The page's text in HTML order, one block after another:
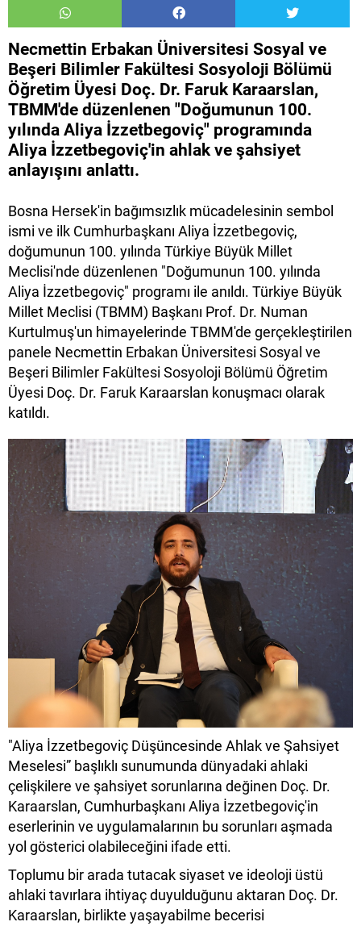
Necmettin Erbakan Üniversitesi Sosyal ve
Beşeri Bilimler Fakültesi Sosyoloji Bölümü
Öğretim Üyesi Doç. Dr. Faruk Karaarslan,
TBMM'de düzenlenen "Doğumunun 100.
yılında Aliya İzzetbegoviç" programında
Aliya İzzetbegoviç'in ahlak ve şahsiyet
anlayışını anlattı.
Bosna Hersek'in bağımsızlık mücadelesinin sembol
ismi ve ilk Cumhurbaşkanı Aliya İzzetbegoviç,
doğumunun 100. yılında Türkiye Büyük Millet
Meclisi'nde düzenlenen "Doğumunun 100. yılında
Aliya İzzetbegoviç" programı ile anıldı. Türkiye Büyük
Millet Meclisi (TBMM) Başkanı Prof. Dr. Numan
Kurtulmuş'un himayelerinde TBMM'de gerçekleştirilen
panele Necmettin Erbakan Üniversitesi Sosyal ve
Beşeri Bilimler Fakültesi Sosyoloji Bölümü Öğretim
Üyesi Doç. Dr. Faruk Karaarslan konuşmacı olarak
katıldı.
"Aliya İzzetbegoviç Düşüncesinde Ahlak ve Şahsiyet
Meselesi” başlıklı sunumunda dünyadaki ahlaki
çelişkilere ve şahsiyet sorunlarına değinen Doç. Dr.
Karaarslan, Cumhurbaşkanı Aliya İzzetbegoviç'in
eserlerinin ve uygulamalarının bu sorunları aşmada
yol gösterici olabileceğini ifade etti.
Toplumu bir arada tutacak siyaset ve ideoloji üstü
ahlaki tavırlara ihtiyaç duyulduğunu aktaran Doç. Dr.
Karaarslan, birlikte yaşayabilme becerisi